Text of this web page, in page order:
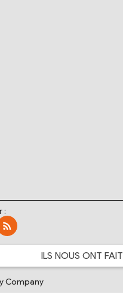
:
ILS NOUS ONT FAIT
Company